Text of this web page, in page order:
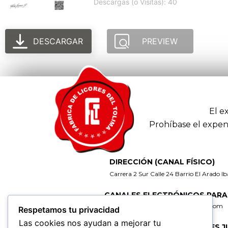
DESCARGAR PREVIEW
El
Prohíbase el
DIRECCIÓN (CANAL FÍSICO)
Carrera 2 Sur Calle 24 Barrio El Arado
CANALES ELECTRÓNICOS
gerencia@fabricadelicoresdeltolima.com
Respetamos tu privacidad
Las cookies nos ayudan a mejorar tu